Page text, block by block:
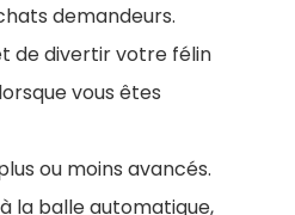
demandeurs.
de divertir votre félin
vous êtes
ou moins avancés.
la balle automatique,